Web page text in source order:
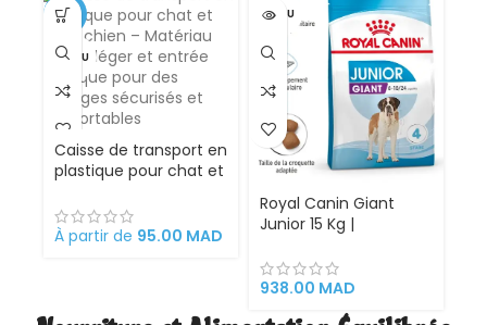
-21%
VENDU
Caisse de transport en
plastique pour chat et
solide, léger et entrée
pratique pour des
À partir de 95.00 MAD
VENDU
Royal Canin Giant
Junior 15 Kg |
pour Chiots de
Grandes Races (45 kg
938.00 MAD